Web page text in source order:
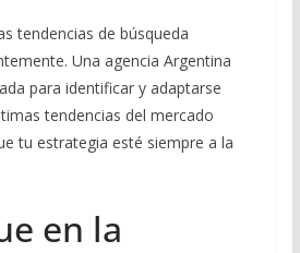
tendencias de búsqueda
Una agencia Argentina
para identificar y adaptarse
tendencias del mercado
tu estrategia esté siempre a la
en la